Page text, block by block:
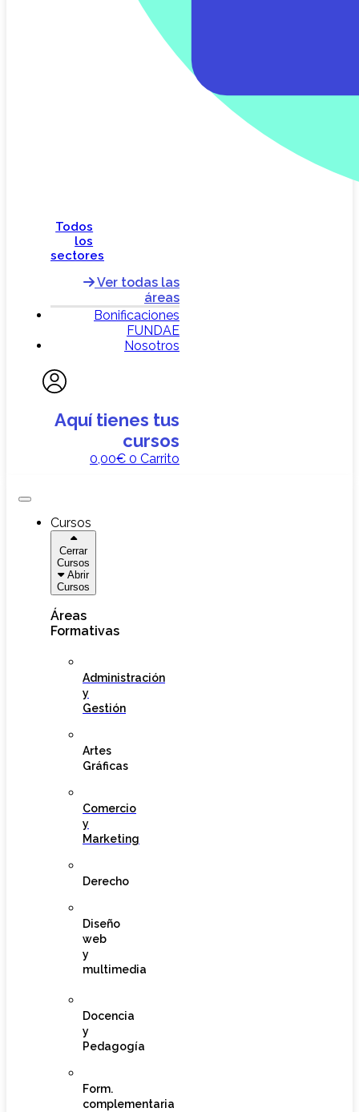
Todos
los
sectores
Ver todas las
áreas
Bonificaciones
FUNDAE
Nosotros
0,00€ 0 Carrito
Cursos
Cerrar
Cursos
Abrir
Cursos
Áreas
Formativas
Administración
y
Gestión
Artes
Gráficas
Comercio
y
Marketing
Derecho
Diseño
web
y
multimedia
Docencia
y
Pedagogía
Form.
complementaria